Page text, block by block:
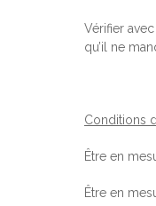
Vérifier
qu’il ne
Conditions
Être en
Être en